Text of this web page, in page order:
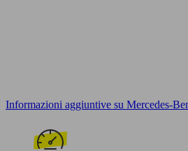
Informazioni aggiuntive su Mercedes-